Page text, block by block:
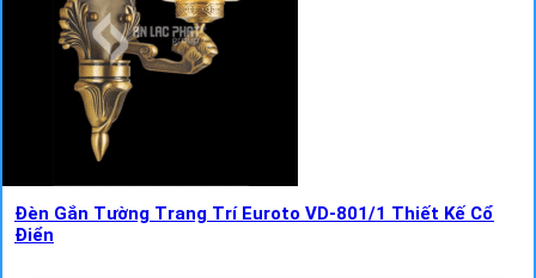
Đèn Gắn Tường Trang Trí Euroto VD-801/1 Thiết Kế Cổ
Điển